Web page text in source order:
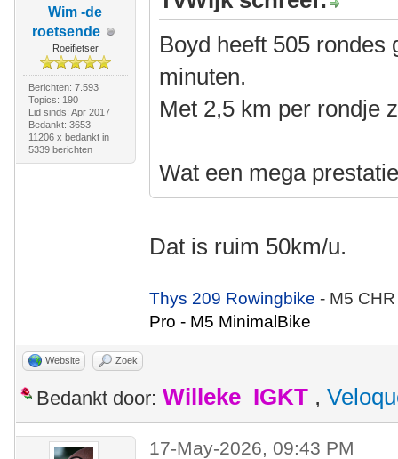
Wim -de
roetsende
Roeifietser
Berichten: 7.593
Topics: 190
Lid sinds: Apr 2017
Bedankt: 3653
11206 x bedankt in
5339 berichten
Boyd heeft 505 rondes
minuten.
Met 2,5 km per rondje
Wat een mega
Dat is ruim 50km/u.
Thys 209 Rowingbike- M5
Pro - M5 MinimalBike
Website Zoek
Bedankt door: Willeke_IGKT ,
17-May-2026, 09:43 PM